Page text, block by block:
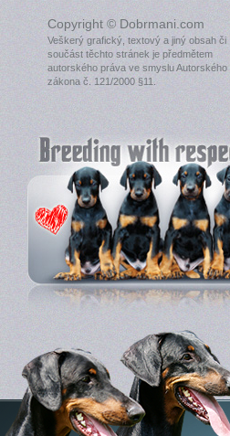
Copyright © Dobrmani.com
Veškerý grafický, textový a jiný obsah či
součást těchto stránek je předmětem
autorského práva ve smyslu Autorského
zákona č. 121/2000 §11.